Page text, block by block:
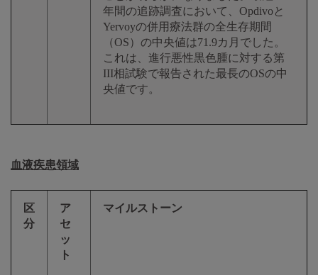
年間の追跡調査において、Opdivoと
Yervoyの併用療法群の全生存期間
（OS）の中央値は71.9カ月でした。
これは、進行悪性黒色腫に対する第
III相試験で報告された最長のOSの中
央値です。
血液疾患領域
区
分
ア
セ
ッ
ト
マイルストーン